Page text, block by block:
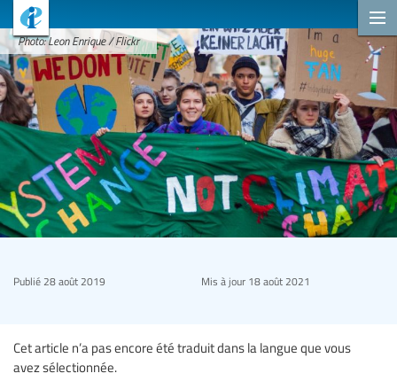
Photo: Leon Enrique / Flickr
Publié 28 août 2019 Mis à jour18 août 2021
Cet article n’a pas encore été traduit dans la langue que vous
avez sélectionnée.